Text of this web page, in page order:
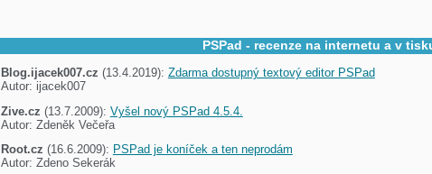
PSPad - recenze na internetu a v
Blog.ijacek007.cz (13.4.2019): Zdarma dostupný textový editor PSPad
Autor: ijacek007
Zive.cz (13.7.2009): Vyšel nový PSPad 4.5.4.
Autor: Zdeněk Večeřa
Root.cz (16.6.2009): PSPad je koníček a ten neprodám
Autor: Zdeno Sekerák